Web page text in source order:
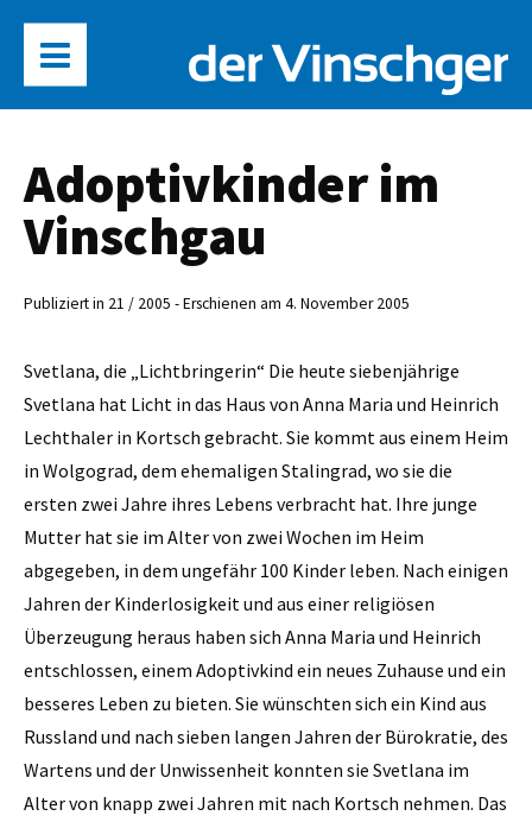
Adoptivkinder im
Vinschgau
Publiziert in 21 / 2005 - Erschienen am 4. November 2005
Svetlana, die „Lichtbringerin“ Die heute siebenjährige
Svetlana hat Licht in das Haus von Anna Maria und Heinrich
Lechthaler in Kortsch gebracht. Sie kommt aus einem Heim
in Wolgograd, dem ehemaligen Stalingrad, wo sie die
ersten zwei Jahre ihres Lebens verbracht hat. Ihre junge
Mutter hat sie im Alter von zwei Wochen im Heim
abgegeben, in dem ungefähr 100 Kinder leben. Nach einigen
Jahren der Kinderlosigkeit und aus einer religiösen
Überzeugung heraus haben sich Anna Maria und Heinrich
entschlossen, einem Adoptivkind ein neues Zuhause und ein
besseres Leben zu bieten. Sie wünschten sich ein Kind aus
Russland und nach sieben langen Jahren der Bürokratie, des
Wartens und der Unwissenheit konnten sie Svetlana im
Alter von knapp zwei Jahren mit nach Kortsch nehmen. Das